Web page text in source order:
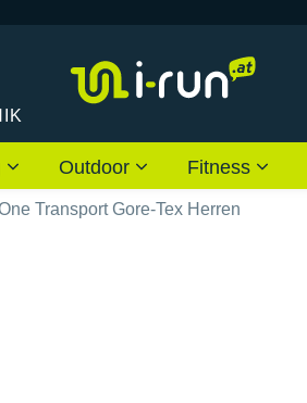
Outdoor Fitness
Transport Gore-Tex Herren